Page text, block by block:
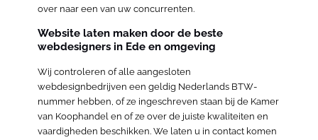
over naar een van uw concurrenten.
Website laten maken door de beste
webdesigners in Ede en omgeving
Wij controleren of alle aangesloten
webdesignbedrijven een geldig Nederlands BTW-
nummer hebben, of ze ingeschreven staan bij de Kamer
van Koophandel en of ze over de juiste kwaliteiten en
vaardigheden beschikken. We laten u in contact komen